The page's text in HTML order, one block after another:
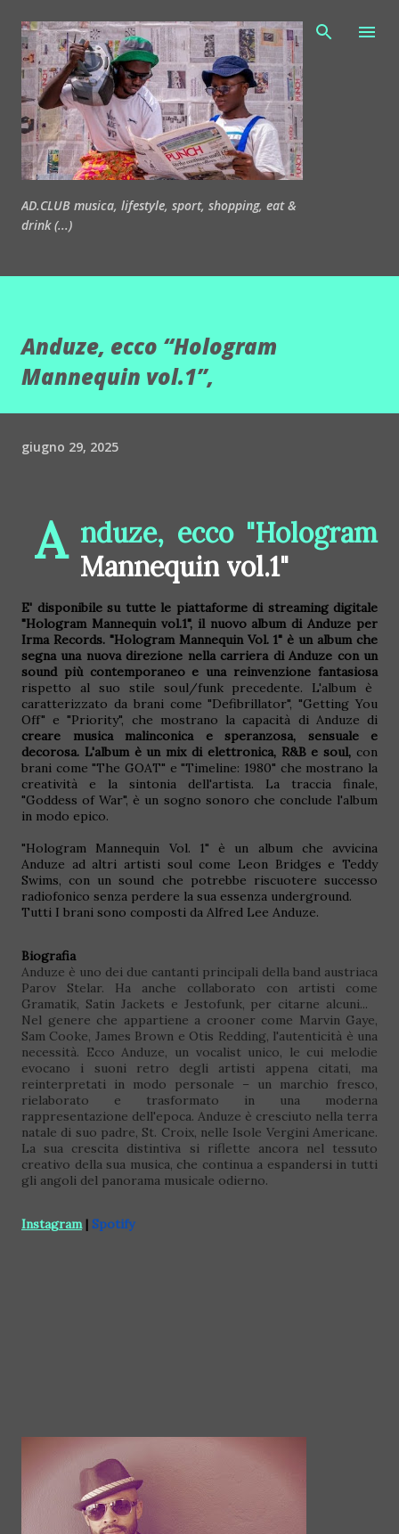
Passa ai contenuti principali
AD.CLUB musica, lifestyle, sport, shopping, eat &
drink (...)
Anduze, ecco “Hologram
Mannequin vol.1”,
giugno 29, 2025
A nduze, ecco "Hologram
Mannequin vol.1"
E' disponibile su tutte le piattaforme di streaming digitale
"Hologram Mannequin vol.1", il nuovo album di Anduze per
Irma Records. "Hologram Mannequin Vol. 1" è un album che
segna una nuova direzione nella carriera di Anduze con un
sound più contemporaneo e una reinvenzione fantasiosa
rispetto al suo stile soul/funk precedente. L'album è
caratterizzato da brani come "Defibrillator", "Getting You
Off" e "Priority", che mostrano la capacità di Anduze di
creare musica malinconica e speranzosa, sensuale e
decorosa. L'album è un mix di elettronica, R&B e soul, con
brani come "The GOAT" e "Timeline: 1980" che mostrano la
creatività e la sintonia dell'artista. La traccia finale,
"Goddess of War", è un sogno sonoro che conclude l'album
in modo epico.
"Hologram Mannequin Vol. 1" è un album che avvicina
Anduze ad altri artisti soul come Leon Bridges e Teddy
Swims, con un sound che potrebbe riscuotere successo
radiofonico senza perdere la sua essenza underground.
Tutti I brani sono composti da Alfred Lee Anduze.
Biografia
Anduze è uno dei due cantanti principali della band austriaca
Parov Stelar. Ha anche collaborato con artisti come
Gramatik, Satin Jackets e Jestofunk, per citarne alcuni...
Nel genere che appartiene a crooner come Marvin Gaye,
Sam Cooke, James Brown e Otis Redding, l'autenticità è una
necessità. Ecco Anduze, un vocalist unico, le cui melodie
evocano i suoni retro degli artisti appena citati, ma
reinterpretati in modo personale – un marchio fresco,
rielaborato e trasformato in una moderna
rappresentazione dell'epoca. Anduze è cresciuto nella terra
natale di suo padre, St. Croix, nelle Isole Vergini Americane.
La sua crescita distintiva si riflette ancora nel tessuto
creativo della sua musica, che continua a espandersi in tutti
gli angoli del panorama musicale odierno.
Instagram| Spotify